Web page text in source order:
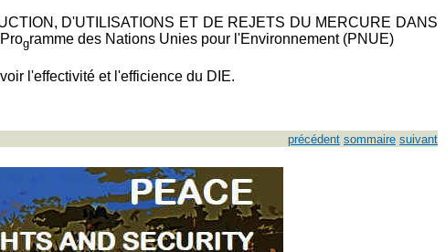
D'UTILISATIONS ET DE REJETS DU MERCURE DANS
gramme des Nations Unies pour l'Environnement (PNUE)
l'effectivité et l'efficience du DIE.
précédent sommaire suivant